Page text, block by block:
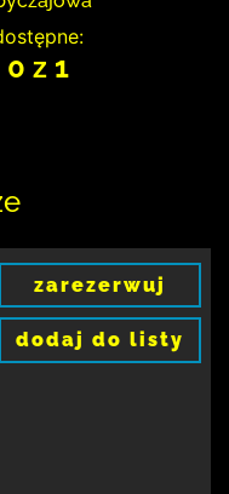
0 z 1
zarezerwuj
dodaj do listy